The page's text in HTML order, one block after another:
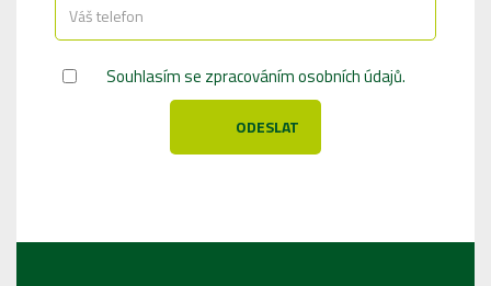
Souhlasím se zpracováním osobních údajů.